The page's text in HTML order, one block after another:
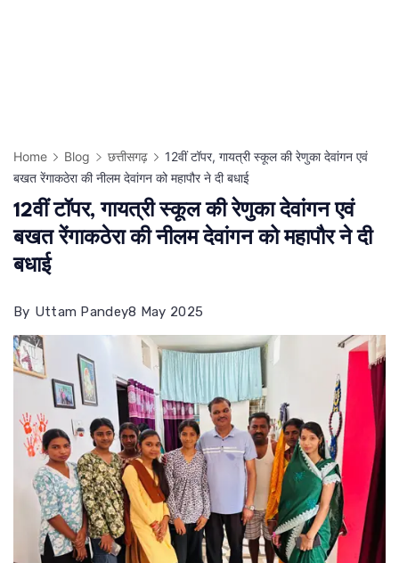
Home Blog छत्तीसगढ़
12वीं टॉपर, गायत्री स्कूल की रेणुका देवांगन एवं
बखत रेंगाकठेरा की नीलम देवांगन को महापौर ने दी बधाई
12वीं टॉपर, गायत्री स्कूल की रेणुका देवांगन एवं
बखत रेंगाकठेरा की नीलम देवांगन को महापौर ने दी
बधाई
By Uttam Pandey8 May 2025